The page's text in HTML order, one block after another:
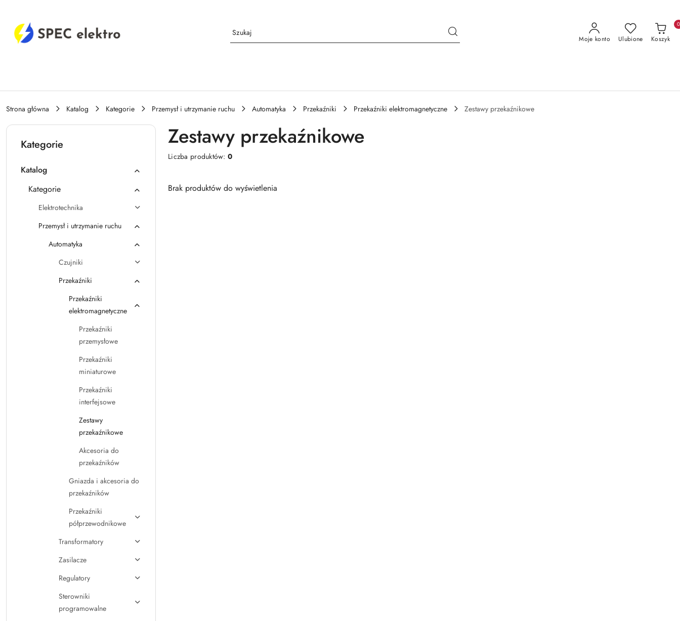
Moje konto Ulubione Koszyk
0
Strona główna Katalog Kategorie Przemysł i utrzymanie ruchu Automatyka Przekaźniki Przekaźniki elektromagnetyczne Zestawy przekaźnikowe
Kategorie
Katalog
Kategorie
Elektrotechnika
Przemysł i utrzymanie ruchu
Automatyka
Czujniki
Przekaźniki
Przekaźniki
elektromagnetyczne
Przekaźniki
przemysłowe
Przekaźniki
miniaturowe
Przekaźniki
interfejsowe
Zestawy
przekaźnikowe
Akcesoria do
przekaźników
Gniazda i akcesoria do
przekaźników
Przekaźniki
półprzewodnikowe
Transformatory
Zasilacze
Regulatory
Sterowniki
programowalne
Zestawy przekaźnikowe
Liczba produktów:0
Brak produktów do wyświetlenia